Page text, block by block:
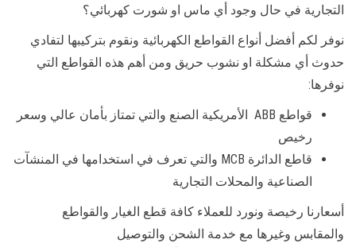
التجارية في حال وجود أي ماس او شورت كهربائي؟
نوفر لكم أفضل أنواع القواطع الكهربائية ونقوم بتركيبها لتفادي
حدوث أي مشكلة او نشوب حريق ومن أهم هذه القواطع التي
نوفرها:
قواطع ABB الأمريكية الصنع والتي تمتاز بأمان عالي وسعر
رخيص
قاطع الدائرة MCB والتي تعرف في استخدامها في المنشآت
الصناعية والمحلات التجارية
أسعارنا رخيصة ونورد للعملاء كافة قطع الغيار والقواطع
والمقابس وغيرها مع خدمة الشحن والتوصيل